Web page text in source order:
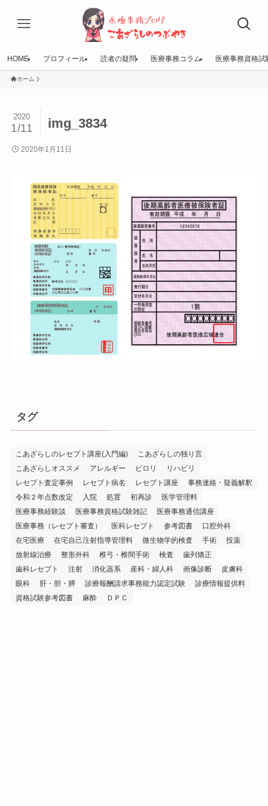
HOME プロフィール 読者の疑問 医療事務コラム 医療事務資格試
ホーム
img_3834
2020
1/11
2020年1月11日
タグ
こあざらしのレセプト講座(入門編)
こあざらしの独り言
こあざらしオススメ
アレルギー ピロリ
リハビリ
レセプト査定事例
レセプト病名 レセプト講座
事務連絡・疑義解釈
令和２年点数改定
入院 処置 初再診
医学管理料
医療事務経験談
医療事務資格試験雑記
医療事務通信講座
医療事務（レセプト審査）
医科レセプト 参考図書
口腔外科
在宅医療
在宅自己注射指導管理料 微生物学的検査 手術
投薬
放射線治療
整形外科 椎弓・椎間手術 検査
歯列矯正
歯科レセプト
注射 消化器系 産科・婦人科 画像診断
皮膚科
眼科
肝・胆・膵 診療報酬請求事務能力認定試験
診療情報提供料
資格試験参考図書
麻酔 ＤＰＣ